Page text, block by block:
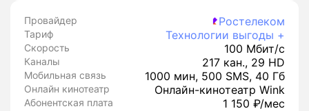
Провайдер Ростелеком
Тариф Технологии выгоды +
Скорость 100 Мбит/с
Каналы 217 кан., 29 HD
Мобильная связь 1000 мин, 500 SMS, 40 Гб
Онлайн кинотеатр Онлайн-кинотеатр Wink
Абонентская плата 1 150 ₽/мес